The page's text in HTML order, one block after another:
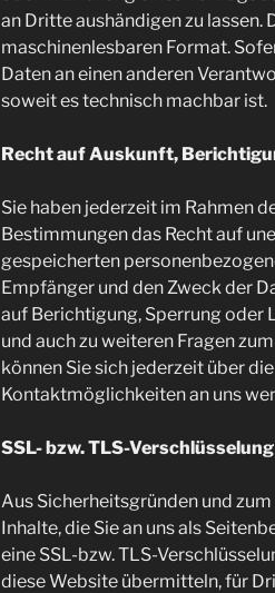
an Dritte aushändigen zu
maschinenlesbaren Format.
Daten an einen anderen
soweit es technisch machbar ist.
Recht auf Auskunft,
Sie haben jederzeit im Rahmen
Bestimmungen das Recht auf
gespeicherten
Empfänger und den Zweck der
auf Berichtigung, Sperrung oder
und auch zu weiteren Fragen
können Sie sich jederzeit über
Kontaktmöglichkeiten an uns
SSL- bzw. TLS-Verschlüsselung
Aus Sicherheitsgründen und
Inhalte, die Sie an uns als
eine SSL-bzw. TLS-
diese Website übermitteln, für